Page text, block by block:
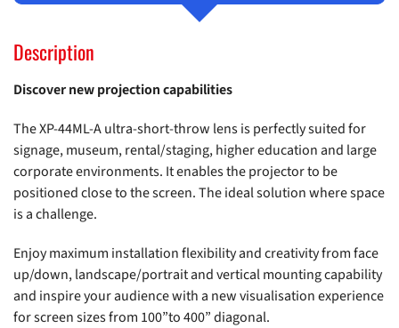
Description
Discover new projection capabilities
The XP-44ML-A ultra-short-throw lens is perfectly suited for
signage, museum, rental/staging, higher education and large
corporate environments. It enables the projector to be
positioned close to the screen. The ideal solution where space
is a challenge.
Enjoy maximum installation flexibility and creativity from face
up/down, landscape/portrait and vertical mounting capability
and inspire your audience with a new visualisation experience
for screen sizes from 100”to 400” diagonal.